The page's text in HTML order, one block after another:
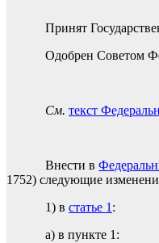
Принят
Одобрен Советом
См. текст
Внести в
1752) следующие
1) в статье 1:
а) в пункте 1: